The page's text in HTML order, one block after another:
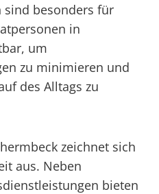
sind besonders für
in
um
zu minimieren und
des Alltags zu
zeichnet sich
aus. Neben
bieten